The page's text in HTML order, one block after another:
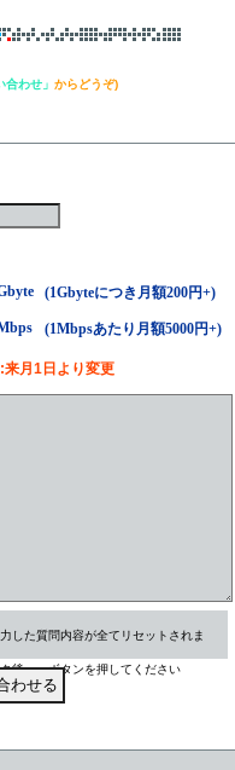
合わせ」 からどうぞ)
(1Gbyteにつき月額200円+)
(1Mbpsあたり月額5000円+)
来月1日より変更
した質問内容が全てリセットされま
後」、ボタンを押してください